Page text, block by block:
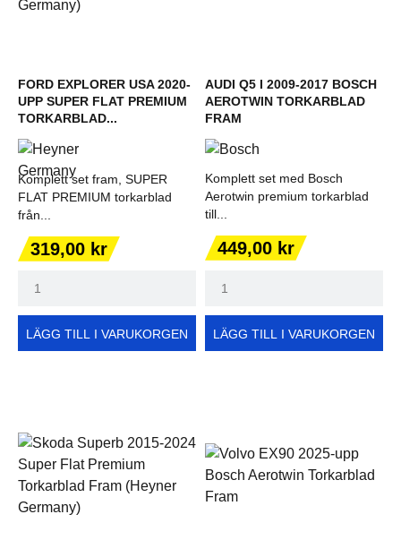
FORD EXPLORER USA 2020-
UPP SUPER FLAT PREMIUM
TORKARBLAD...
Komplett set fram, SUPER
FLAT PREMIUM torkarblad
från...
Pris
319,00 kr
LÄGG TILL I VARUKORGEN
AUDI Q5 I 2009-2017 BOSCH
AEROTWIN TORKARBLAD
FRAM
Komplett set med Bosch
Aerotwin premium torkarblad
till...
Pris
449,00 kr
LÄGG TILL I VARUKORGEN